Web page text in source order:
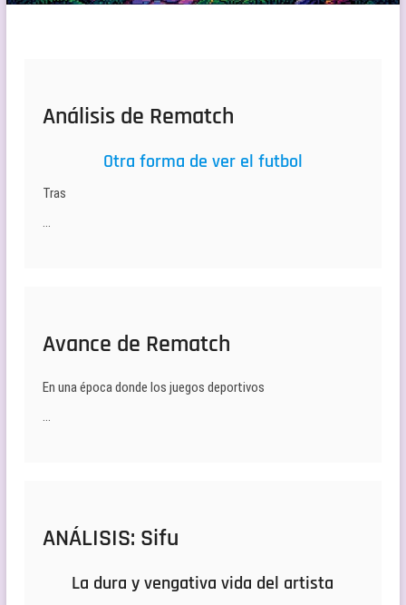
Análisis de Rematch
Otra forma de ver el futbol
Tras
…
Avance de Rematch
En una época donde los juegos deportivos
…
ANÁLISIS: Sifu
La dura y vengativa vida del artista